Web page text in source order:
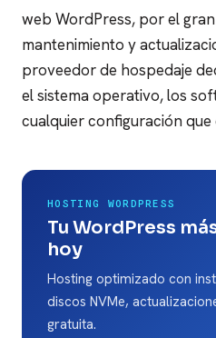
web WordPress, por el
mantenimiento y
proveedor de hospedaje
el sistema operativo, los
cualquier configuración que
HOSTING WORDPRESS
Tu WordPress
hoy
Hosting optimizado con
discos NVMe,
gratuita.